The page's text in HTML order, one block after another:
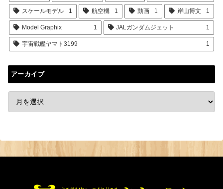
スケールモデル 1 航空機 1 動画 1 岸山博文 1
Model Graphix 1 JALガンダムジェット 1
宇宙戦艦ヤマト3199 1
アーカイブ